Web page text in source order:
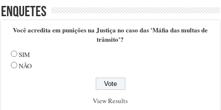
Enquetes
Você acredita em punições na Justiça no caso das 'Máfia das multas de
trânsito'?
SIM
NÃO
View Results